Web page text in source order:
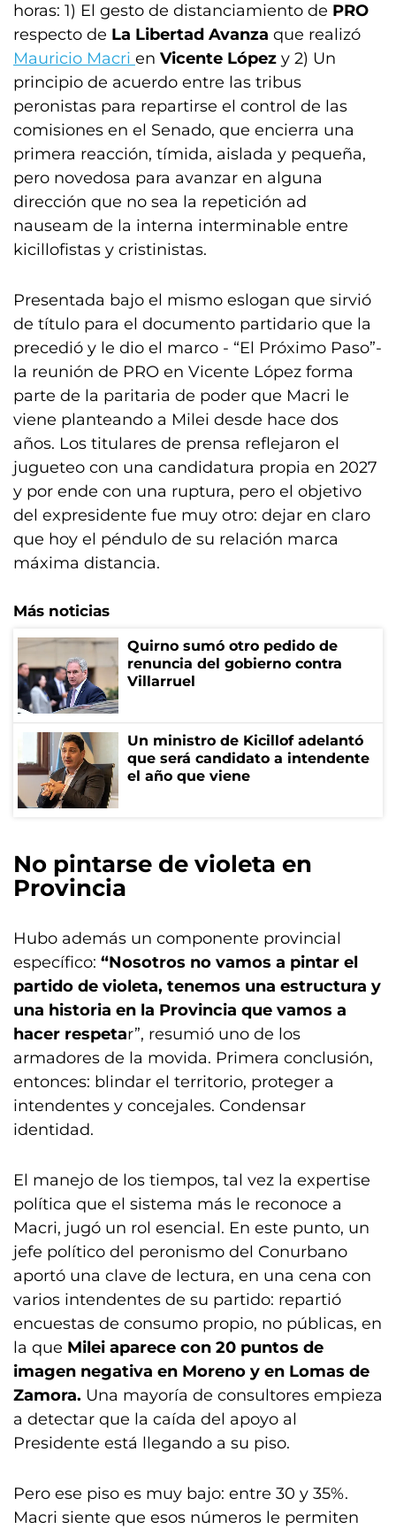
horas: 1) El gesto de distanciamiento de PRO
respecto de La Libertad Avanza que realizó
Mauricio Macri en Vicente López y 2) Un
principio de acuerdo entre las tribus
peronistas para repartirse el control de las
comisiones en el Senado, que encierra una
primera reacción, tímida, aislada y pequeña,
pero novedosa para avanzar en alguna
dirección que no sea la repetición ad
nauseam de la interna interminable entre
kicillofistas y cristinistas.
Presentada bajo el mismo eslogan que sirvió
de título para el documento partidario que la
precedió y le dio el marco - “El Próximo Paso”-
la reunión de PRO en Vicente López forma
parte de la paritaria de poder que Macri le
viene planteando a Milei desde hace dos
años. Los titulares de prensa reflejaron el
jugueteo con una candidatura propia en 2027
y por ende con una ruptura, pero el objetivo
del expresidente fue muy otro: dejar en claro
que hoy el péndulo de su relación marca
máxima distancia.
Más noticias
Quirno sumó otro pedido de
renuncia del gobierno contra
Villarruel
Un ministro de Kicillof adelantó
que será candidato a intendente
el año que viene
No pintarse de violeta en
Provincia
Hubo además un componente provincial
específico: “Nosotros no vamos a pintar el
partido de violeta, tenemos una estructura y
una historia en la Provincia que vamos a
hacer respetar”, resumió uno de los
armadores de la movida. Primera conclusión,
entonces: blindar el territorio, proteger a
intendentes y concejales. Condensar
identidad.
El manejo de los tiempos, tal vez la expertise
política que el sistema más le reconoce a
Macri, jugó un rol esencial. En este punto, un
jefe político del peronismo del Conurbano
aportó una clave de lectura, en una cena con
varios intendentes de su partido: repartió
encuestas de consumo propio, no públicas, en
la que Milei aparece con 20 puntos de
imagen negativa en Moreno y en Lomas de
Zamora. Una mayoría de consultores empieza
a detectar que la caída del apoyo al
Presidente está llegando a su piso.
Pero ese piso es muy bajo: entre 30 y 35%.
Macri siente que esos números le permiten